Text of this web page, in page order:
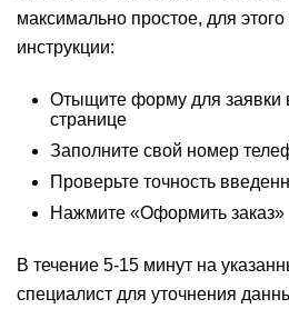
максимально простое, для
инструкции:
Отыщите форму для заявки
странице
Заполните свой номер
Проверьте точность
Нажмите «Оформить заказ»
В течение 5-15 минут на
специалист для уточнения